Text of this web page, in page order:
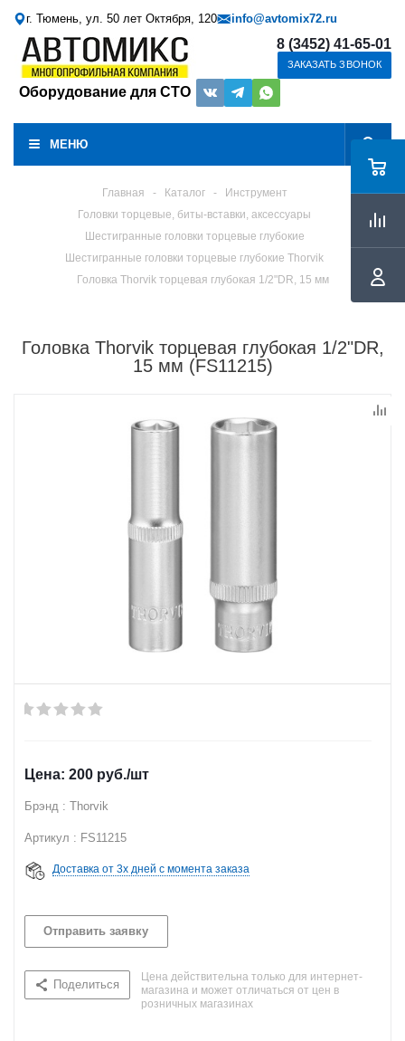
г. Тюмень, ул. 50 лет Октября, 120 info@avtomix72.ru
Оборудование для СТО
8 (3452) 41-65-01
ЗАКАЗАТЬ ЗВОНОК
МЕНЮ
Главная - Каталог -
Инструмент
Головки торцевые, биты-вставки, аксессуары
Шестигранные головки торцевые глубокие
Шестигранные головки торцевые глубокие Thorvik
Головка Thorvik торцевая глубокая 1/2"DR, 15 мм
Головка Thorvik торцевая глубокая 1/2"DR,
15 мм (FS11215)
200 руб./шт
Брэнд : Thorvik
Артикул : FS11215
Доставка от 3х дней с момента заказа
Отправить заявку
Поделиться
Цена действительна только для интернет-
магазина и может отличаться от цен в
розничных магазинах